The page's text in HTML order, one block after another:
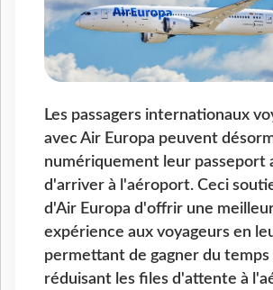
Les passagers internationaux
avec Air Europa peuvent
numériquement leur passeport
d'arriver à l'aéroport. Ceci
d'Air Europa d'offrir une
expérience aux voyageurs en
permettant de gagner du temps
réduisant les files d'attente à